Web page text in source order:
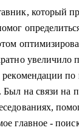
который
увеличило
рекомендации
Был на связи на
главное -